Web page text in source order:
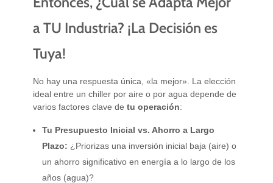
a TU Industria? ¡La Decisión es
Tuya!
No hay una respuesta única, «la mejor». La elección
ideal entre un chiller por aire o por agua depende de
varios factores clave de tu operación:
Tu Presupuesto Inicial vs. Ahorro a Largo
Plazo: ¿Priorizas una inversión inicial baja (aire) o
un ahorro significativo en energía a lo largo de los
años (agua)?